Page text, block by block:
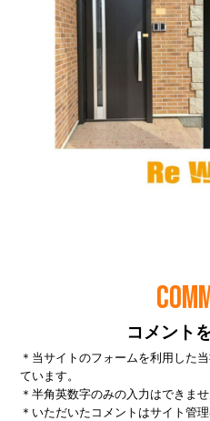
コメント
＊当サイトのフォームを利用した
ています。
＊半角英数字のみの入力はできませ
＊いただいたコメントはサイト管